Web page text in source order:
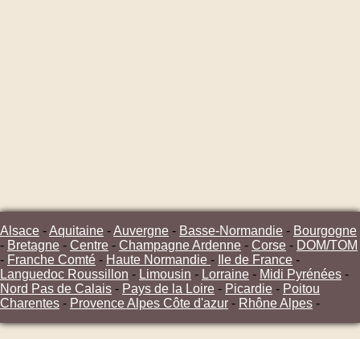
Alsace -Aquitaine -Auvergne - Basse-Normandie - Bourgogne
- Bretagne - Centre - Champagne Ardenne - Corse - DOM/TOM
- Franche Comté - Haute Normandie - Ile de France -
Languedoc Roussillon - Limousin - Lorraine - Midi Pyrénées -
Nord Pas de Calais - Pays de la Loire - Picardie - Poitou
Charentes - Provence Alpes Côte d'azur - Rhône Alpes -